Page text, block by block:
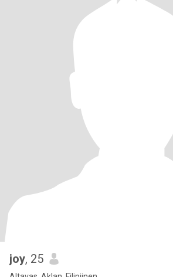
joy, 25